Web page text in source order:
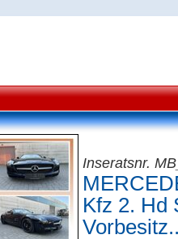
Inseratsnr.
Kfz 2. Hd